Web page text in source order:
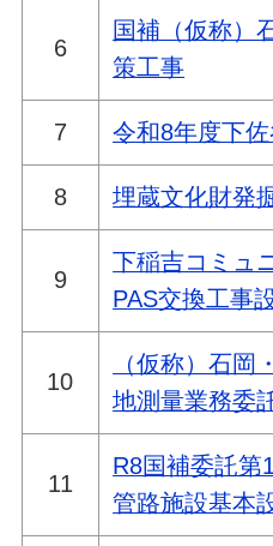
6
国補（仮称）
策工事
7 令和8年度下
8 埋蔵文化財発
9
下稲吉コミュ
PAS交換工事
10
（仮称）石
地測量業務委
11
R8国補委託第
管路施設基本